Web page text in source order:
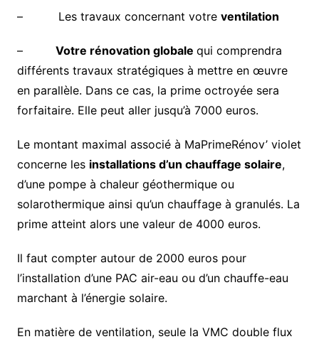
– Les travaux concernant votre ventilation
– Votre rénovation globale qui comprendra
différents travaux stratégiques à mettre en œuvre
en parallèle. Dans ce cas, la prime octroyée sera
forfaitaire. Elle peut aller jusqu’à 7000 euros.
Le montant maximal associé à MaPrimeRénov’ violet
concerne les installations d’un chauffage solaire,
d’une pompe à chaleur géothermique ou
solarothermique ainsi qu’un chauffage à granulés. La
prime atteint alors une valeur de 4000 euros.
Il faut compter autour de 2000 euros pour
l’installation d’une PAC air-eau ou d’un chauffe-eau
marchant à l’énergie solaire.
En matière de ventilation, seule la VMC double flux